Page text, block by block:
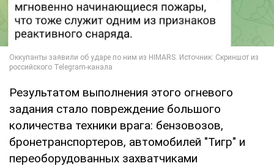
Результатом выполнения этого огневого
задания стало повреждение большого
количества техники врага: бензовозов,
бронетранспортеров, автомобилей "Тигр" и
переоборудованных захватчиками